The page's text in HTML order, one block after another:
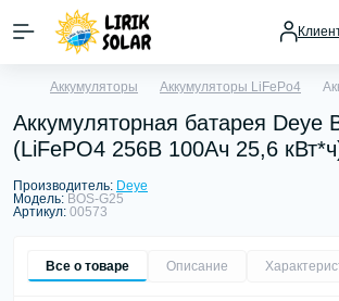
Аккумуляторы Аккумуляторы LiFePo4
Аккумуляторная батарея Deye
(LiFePO4 256В 100Aч 25,6
Производитель: Deye
Модель: BOS-G25
Артикул: 00573
Все о товаре Описание